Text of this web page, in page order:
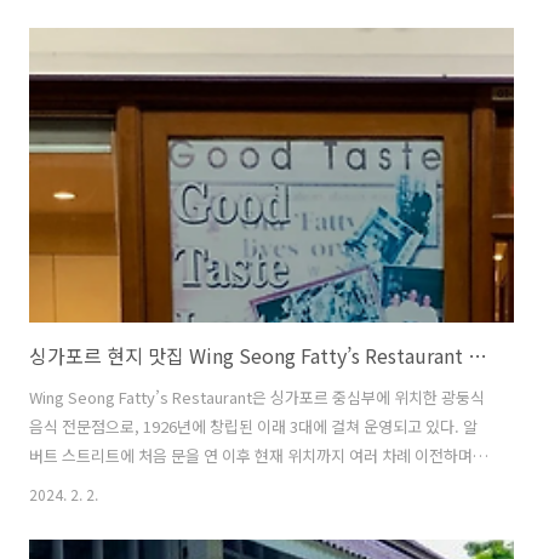
주변에는 포트 캐닝, 마리나 베이 샌즈, 싱가포르 국립 박물관 등 다양한
식당과 쇼핑을 쉽게 즐길 수 있다. 또한, 인공 클라이밍 세트장과 같은 독
특한 시설이 있어 젊은 분위기를 느낄 수 있다. 나와 아내가 머물렀던 방
은 One of a kind stud..
싱가포르 현지 맛집 Wing Seong Fatty’s Restaurant 방문 후기
Wing Seong Fatty’s Restaurant은 싱가포르 중심부에 위치한 광둥식
음식 전문점으로, 1926년에 창립된 이래 3대에 걸쳐 운영되고 있다. 알
버트 스트리트에 처음 문을 연 이후 현재 위치까지 여러 차례 이전하며
지역 내에서의 명성을 확립했다. 웹사이트를 통해 제공되는 역사적 배경
한다. 이곳은 특히 중국 광둥 지방의 전통 요리를 싱가포르에서 맛볼 수
2024. 2. 2.